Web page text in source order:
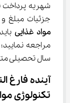
شهریه پرداخت
جزئیات مبلغ
ﻣﻮاد ﻏﺬایی
مراجعه
سال تحصیلی
آینده فارغ
ﺗﻜﻨﻮﻟﻮژی